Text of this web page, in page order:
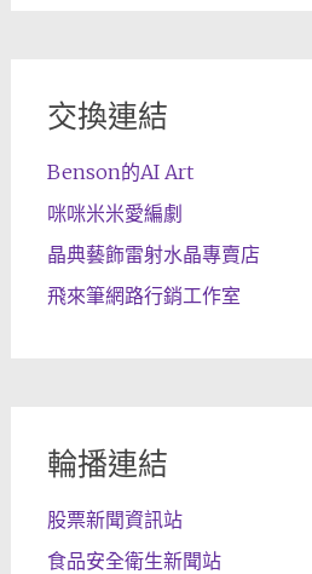
交換連結
Benson的AI Art
咪咪米米愛編劇
晶典藝飾雷射水晶專賣店
飛來筆網路行銷工作室
輪播連結
股票新聞資訊站
食品安全衛生新聞站